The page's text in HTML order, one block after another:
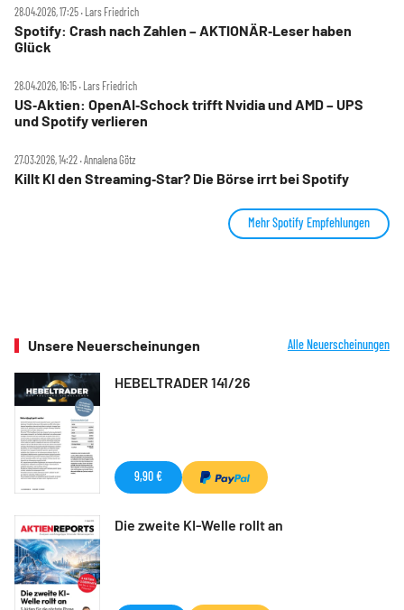
28.04.2026, 17:25 ‧ Lars Friedrich
Spotify: Crash nach Zahlen – AKTIONÄR‑Leser haben
Glück
28.04.2026, 16:15 ‧ Lars Friedrich
US‑Aktien: OpenAI‑Schock trifft Nvidia und AMD – UPS
und Spotify verlieren
27.03.2026, 14:22 ‧ Annalena Götz
Killt KI den Streaming‑Star? Die Börse irrt bei Spotify
Mehr Spotify Empfehlungen
Unsere Neuerscheinungen Alle Neuerscheinungen
HEBELTRADER 141/26
9,90 €
Die zweite KI-Welle rollt an